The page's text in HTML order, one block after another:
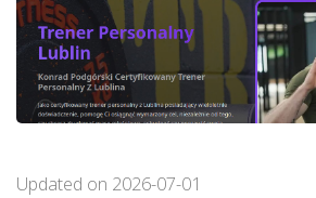
Updated on 2026-07-01